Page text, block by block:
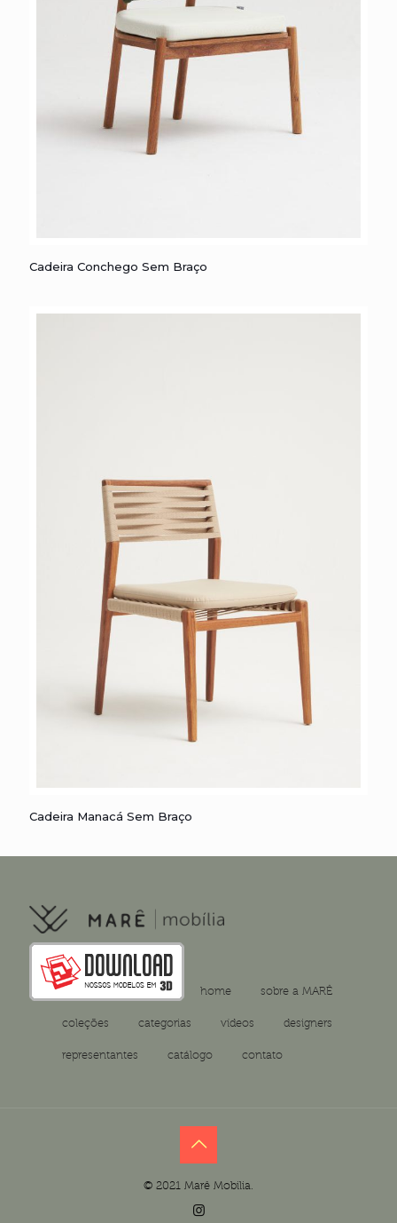
Cadeira Conchego Sem Braço
Cadeira Manacá Sem Braço
home sobre a MARÊ
coleções categorias vídeos designers
representantes catálogo contato
© 2021 Marê Mobilia.